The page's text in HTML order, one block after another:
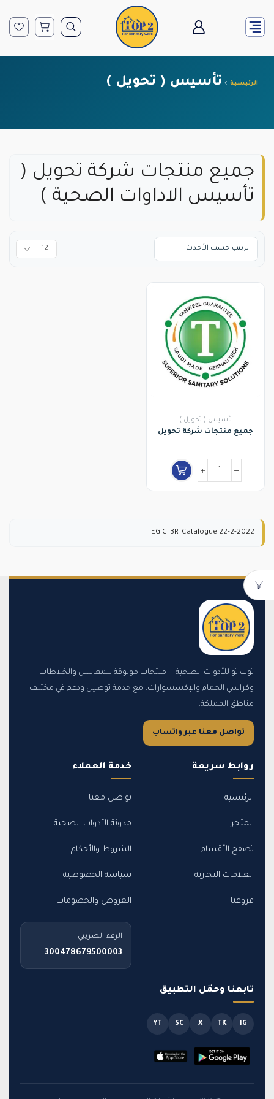
الرئيسية تأسيس ( تحويل )
جميع منتجات شركة تحويل (
تأسيس الاداوات الصحية )
تأسيس ( تحويل )
جميع منتجات شركة تحويل
EGIC_BR_Catalogue 22-2-2022
توب تو للأدوات الصحية — منتجات موثوقة للمغاسل والخلاطات
وكراسي الحمام والإكسسوارات، مع خدمة توصيل ودعم في مختلف
مناطق المملكة.
تواصل معنا عبر واتساب
روابط سريعة
الرئيسية
المتجر
تصفح الأقسام
العلامات التجارية
فروعنا
خدمة العملاء
تواصل معنا
مدونة الأدوات الصحية
الشروط والأحكام
سياسة الخصوصية
العروض والخصومات
الرقم الضريبي
300478679500003
تابعنا وحمّل التطبيق
IG
TK
X
SC
YT